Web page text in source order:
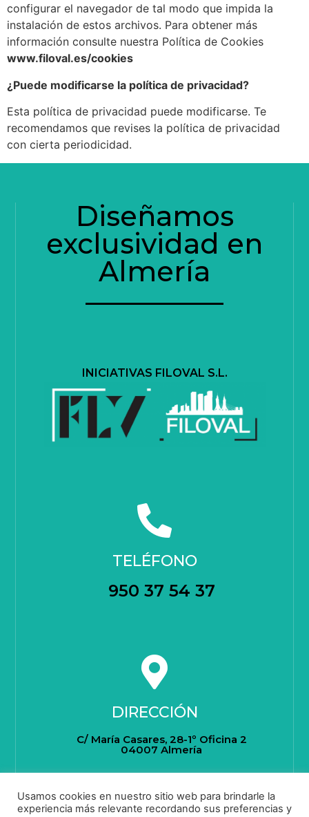
configurar el navegador de tal modo que impida la
instalación de estos archivos. Para obtener más
información consulte nuestra Política de Cookies
www.filoval.es/cookies
¿Puede modificarse la política de privacidad?
Esta política de privacidad puede modificarse. Te
recomendamos que revises la política de privacidad
con cierta periodicidad.
Diseñamos
exclusividad en
Almería
INICIATIVAS FILOVAL S.L.
TELÉFONO
950 37 54 37
DIRECCIÓN
C/ María Casares, 28-1º Oficina 2
04007 Almería
Usamos cookies en nuestro sitio web para brindarle la
experiencia más relevante recordando sus preferencias y